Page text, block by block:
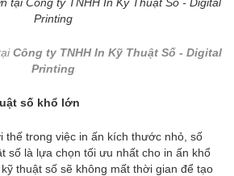
Công ty TNHH In Kỹ Thuật Số - Digital
Printing
số khổ lớn
thế trong việc in ấn kích thước nhỏ, số
số là lựa chọn tối ưu nhất cho in ấn khổ
thuật số sẽ không mất thời gian để tạo